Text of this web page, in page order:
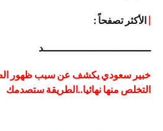
الأكثر تصفحاً :
ـــــــــــــــــــــــــــــــــــد
خبير سعودي يكشف عن سبب ظهور
التخلص منها نهائيا..الطريقة ستصدمك